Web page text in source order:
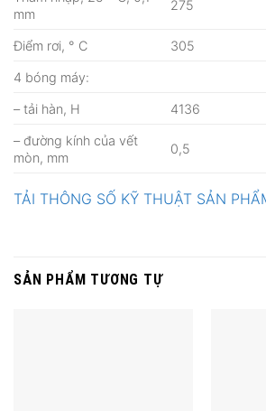
mm
275
Điểm rơi, ° С 305
4 bóng máy:
– tải hàn, Н 4136
– đường kính của vết
mòn, mm
0,5
TẢI THÔNG SỐ KỸ THUẬT SẢN
SẢN PHẨM TƯƠNG TỰ